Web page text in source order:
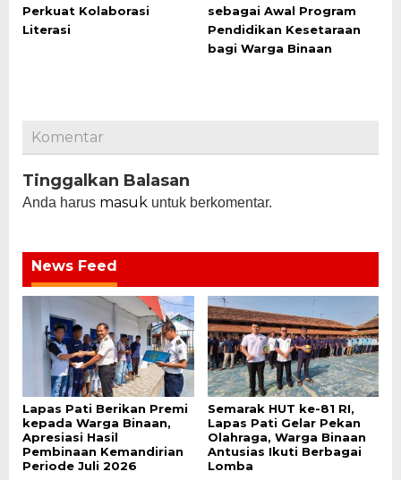
Perkuat Kolaborasi
Literasi
sebagai Awal Program
Pendidikan Kesetaraan
bagi Warga Binaan
Komentar
Tinggalkan Balasan
Anda harus masuk untuk berkomentar.
News Feed
Lapas Pati Berikan Premi
kepada Warga Binaan,
Apresiasi Hasil
Pembinaan Kemandirian
Periode Juli 2026
Semarak HUT ke-81 RI,
Lapas Pati Gelar Pekan
Olahraga, Warga Binaan
Antusias Ikuti Berbagai
Lomba